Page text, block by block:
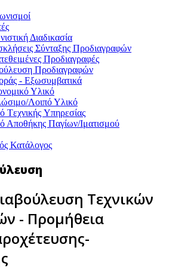
Διαδικασία
Σύνταξης Προδιαγραφών
Προδιαγραφές
Προδιαγραφών
- Εξωσυμβατικά
Υλικό
Λοιπό Υλικό
Tεχνικής Yπηρεσίας
Αποθήκης Παγίων/Ιματισμού
Κατάλογος
Τεχνικών
- Προμήθεια